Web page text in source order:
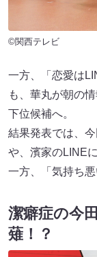
©関西テレビ
一方、「恋愛は
も、華丸が朝の
下位候補へ。
結果発表では、
や、濱家のLINE
一方、「気持ち
潔癖症の今
薙！？